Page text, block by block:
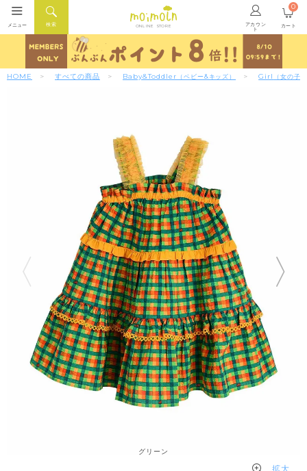
ONLINE STORE アカウン
ト
検索
メニュー カート
0
HOME すべての商品 Baby&Toddler （ベビー&キッズ） Girl （女の子）
グリーン
拡大